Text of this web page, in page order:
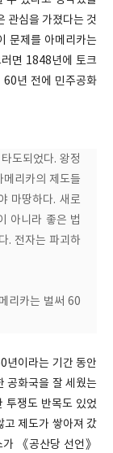
관심을 가졌다는 것
문제를 아메리카는
면 1848년에 토크
60년 전에 민주공화
도되었다. 왕정
메리카의 제도들
마땅하다. 새로
아니라 좋은 법
. 전자는 파괴하
리카는 벌써 60
년이라는 기간 동안
공화국을 잘 세웠는
투쟁도 반목도 있었
고 제도가 쌓아져 갔
《공산당 선언》